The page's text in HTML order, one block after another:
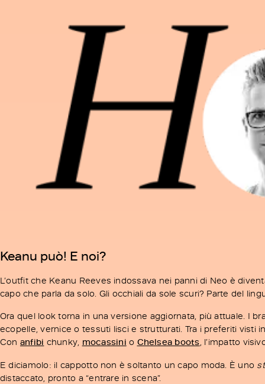
Keanu può! E noi?
L’outfit che Keanu Reeves indossava nei panni di Neo è
capo che parla da solo. Gli occhiali da sole scuri? Parte del
Ora quel look torna in una versione aggiornata, più attuale. I
ecopelle, vernice o tessuti lisci e strutturati. Tra i preferiti visti
Con anfibi chunky, mocassini o Chelsea boots , l’impatto
E diciamolo: il cappotto non è soltanto un capo moda. È uno
distaccato, pronto a “entrare in scena”.